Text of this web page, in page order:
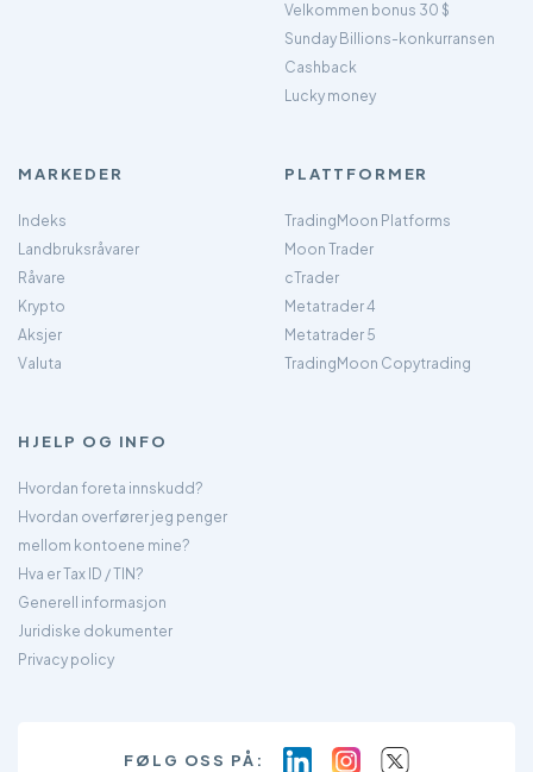
Velkommen bonus 30 $
Sunday Billions-konkurransen
Cashback
Lucky money
MARKEDER
Indeks
Landbruksråvarer
Råvare
Krypto
Aksjer
Valuta
PLATTFORMER
TradingMoon Platforms
Moon Trader
cTrader
Metatrader 4
Metatrader 5
TradingMoon Copytrading
HJELP OG INFO
Hvordan foreta innskudd?
Hvordan overfører jeg penger
mellom kontoene mine?
Hva er Tax ID / TIN?
Generell informasjon
Juridiske dokumenter
Privacy policy
FØLG OSS PÅ: